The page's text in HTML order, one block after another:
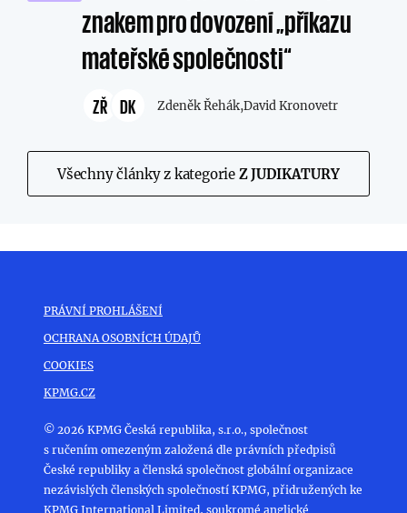
znakem pro dovození „příkazu
mateřské společnosti“
ZŘ DK Zdeněk Řehák,David Kronovetr
Všechny články z kategorie Z JUDIKATURY
PRÁVNÍ PROHLÁŠENÍ
OCHRANA OSOBNÍCH ÚDAJŮ
COOKIES
KPMG.CZ
© 2026 KPMG Česká republika, s.r.o., společnost
s ručením omezeným založená dle právních předpisů
České republiky a členská společnost globální organizace
nezávislých členských společností KPMG, přidružených ke
KPMG International Limited, soukromé anglické